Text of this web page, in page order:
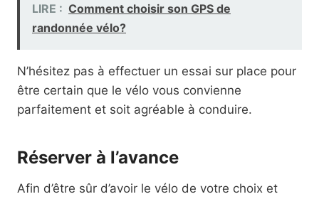
LIRE : Comment choisir son GPS de
randonnée vélo?
N’hésitez pas à effectuer un essai sur place pour
être certain que le vélo vous convienne
parfaitement et soit agréable à conduire.
Réserver à l’avance
Afin d’être sûr d’avoir le vélo de votre choix et